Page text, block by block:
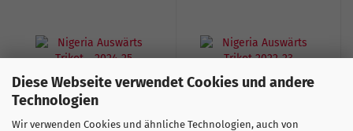
Diese Webseite verwendet Cookies und andere
Technologien
Wir verwenden Cookies und ähnliche Technologien, auch von
Nigeria Auswärts Trikot
- 2024-25
Nigeria Auswärts Trikot